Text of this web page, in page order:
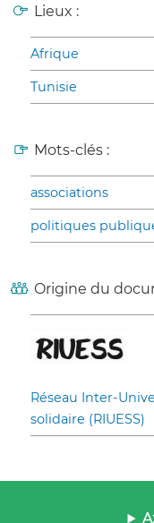
Lieux :
Afrique
Tunisie
Mots-clés :
associations
politiques
Origine du
Réseau Inter-
solidaire (RIUESS)